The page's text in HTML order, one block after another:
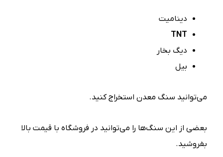
دینامیت
TNT
دیگ بخار
بیل
می‌توانید سنگ معدن استخراج کنید.
بعضی از این سنگ‌ها را می‌توانید در فروشگاه با قیمت بالا
بفروشید.